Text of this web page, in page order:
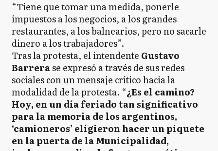
“Tiene que tomar una medida, ponerle
impuestos a los negocios, a los grandes
restaurantes, a los balnearios, pero no sacarle
dinero a los trabajadores”.
Tras la protesta, el intendente Gustavo
Barrerase expresó a través de sus redes
sociales con un mensaje crítico hacia la
modalidad de la protesta. “¿Es el camino?
Hoy, en un día feriado tan significativo
para la memoria de los argentinos,
‘camioneros’ eligieron hacer un piquete
en la puerta de la Municipalidad,